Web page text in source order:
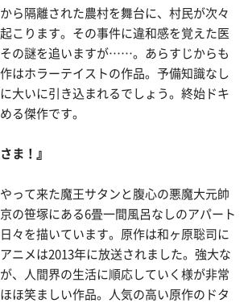
ら隔離された農村を舞台に、村民が次々
こります。その事件に違和感を覚えた医
の謎を追いますが……。あらすじからも
はホラーテイストの作品。予備知識なし
大いに引き込まれるでしょう。終始ドキ
る傑作です。
ま！』
って来た魔王サタンと腹心の悪魔大元帥
の笹塚にある6畳一間風呂なしのアパート
々を描いています。原作は和ヶ原聡司に
ニメは2013年に放送されました。強大な
、人間界の生活に順応していく様が非常
ほ笑ましい作品。人気の高い原作のドタ